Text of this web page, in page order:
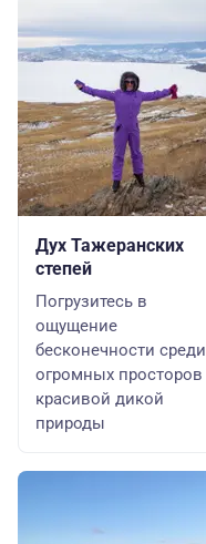
Дух Тажеранских
степей
Погрузитесь в
ощущение
бесконечности среди
огромных просторов
красивой дикой
природы